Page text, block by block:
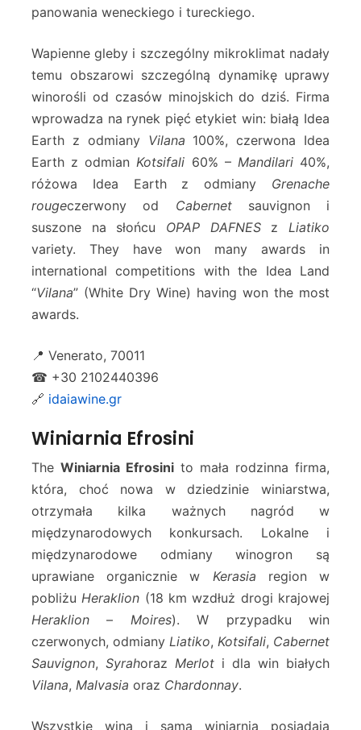
panowania weneckiego i tureckiego.
Wapienne gleby i szczególny mikroklimat nadały
temu obszarowi szczególną dynamikę uprawy
winorośli od czasów minojskich do dziś. Firma
wprowadza na rynek pięć etykiet win: białą Idea
Earth z odmiany Vilana 100%, czerwona Idea
Earth z odmianKotsifali 60% – Mandilari40%,
różowa Idea Earth z odmiany Grenache
rougeczerwony od Cabernetsauvignon i
suszone na słońcu OPAP DAFNESzLiatiko
variety. They have won many awards in
international competitions with the Idea Land
“Vilana” (White Dry Wine) having won the most
awards.
📍 Venerato, 70011
☎ +30 2102440396
🔗 idaiawine.gr
Winiarnia Efrosini
The Winiarnia Efrosini to mała rodzinna firma,
która, choć nowa w dziedzinie winiarstwa,
otrzymała kilka ważnych nagród w
międzynarodowych konkursach. Lokalne i
międzynarodowe odmiany winogron są
uprawiane organicznie w Kerasia region w
pobliżuHeraklion (18 km wzdłuż drogi krajowej
Heraklion – Moires). W przypadku win
czerwonych, odmiany Liatiko, Kotsifali, Cabernet
Sauvignon, Syrahoraz Merlot i dla win białych
Vilana, Malvasia oraz Chardonnay.
Wszystkie wina i sama winiarnia posiadają